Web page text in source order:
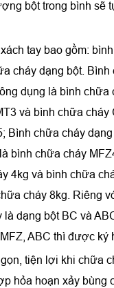
bột trong bình sẽ
tay bao gồm:
cháy dạng bột. Bình
dụng là bình chữa
và bình chữa cháy
Bình chữa cháy
bình chữa cháy
4kg và bình chữa
cháy 8kg. Riêng
dạng bột BC và
ABC thì được ký
tiện lợi khi chữa
hỏa hoạn xảy bùng